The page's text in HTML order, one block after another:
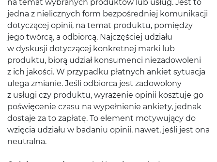
na temat wybranych produktów lub usług. Jest to
jedna z nielicznych form bezpośredniej komunikacji
dotyczącej opinii, na temat produktu, pomiędzy
jego twórcą, a odbiorcą. Najczęściej udziału
w dyskusji dotyczącej konkretnej marki lub
produktu, biorą udział konsumenci niezadowoleni
z ich jakości. W przypadku płatnych ankiet sytuacja
ulega zmianie. Jeśli odbiorca jest zadowolony
z usługi czy produktu, wyrażenie opinii kosztuje go
poświęcenie czasu na wypełnienie ankiety, jednak
dostaje za to zapłatę. To element motywujący do
wzięcia udziału w badaniu opinii, nawet, jeśli jest ona
neutralna.